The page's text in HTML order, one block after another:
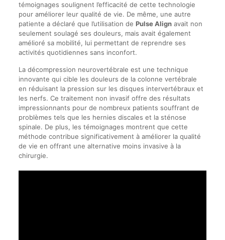
témoignages soulignent l’efficacité de cette technologie
pour améliorer leur qualité de vie. De même, une autre
patiente a déclaré que l’utilisation de Pulse Alignavait non
seulement soulagé ses douleurs, mais avait également
amélioré sa mobilité, lui permettant de reprendre ses
activités quotidiennes sans inconfort.
La décompression neurovertébrale est une technique
innovante qui cible les douleurs de la colonne vertébrale
en réduisant la pression sur les disques intervertébraux et
les nerfs. Ce traitement non invasif offre des résultats
impressionnants pour de nombreux patients souffrant de
problèmes tels que les hernies discales et la sténose
spinale. De plus, les témoignages montrent que cette
méthode contribue significativement à améliorer la qualité
de vie en offrant une alternative moins invasive à la
chirurgie.